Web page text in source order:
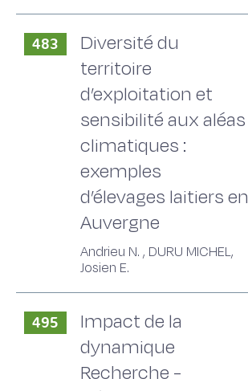
483
Diversité du
territoire
d’exploitation et
sensibilité aux aléas
climatiques :
exemples
d’élevages laitiers en
Auvergne
Andrieu N. , DURU MICHEL,
Josien E.
495
Impact de la
dynamique
Recherche -